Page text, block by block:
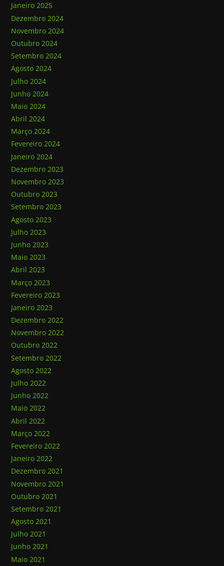
Janeiro 2025
Dezembro 2024
Novembro 2024
Outubro 2024
Setembro 2024
Agosto 2024
Julho 2024
Junho 2024
Maio 2024
Abril 2024
Março 2024
Fevereiro 2024
Janeiro 2024
Dezembro 2023
Novembro 2023
Outubro 2023
Setembro 2023
Agosto 2023
Julho 2023
Junho 2023
Maio 2023
Abril 2023
Março 2023
Fevereiro 2023
Janeiro 2023
Dezembro 2022
Novembro 2022
Outubro 2022
Setembro 2022
Agosto 2022
Julho 2022
Junho 2022
Maio 2022
Abril 2022
Março 2022
Fevereiro 2022
Janeiro 2022
Dezembro 2021
Novembro 2021
Outubro 2021
Setembro 2021
Agosto 2021
Julho 2021
Junho 2021
Maio 2021